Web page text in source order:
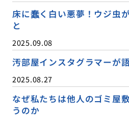
床に蠢く白い悪夢！ウジ虫
と
2025.09.08
汚部屋インスタグラマーが
2025.08.27
なぜ私たちは他人のゴミ屋
うのか